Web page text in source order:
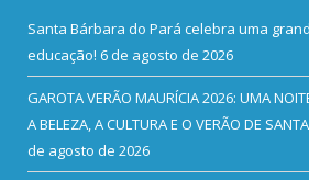
Santa Bárbara do Pará celebra uma
educação! 6 de agosto de 2026
GAROTA VERÃO MAURÍCIA 2026: UMA
A BELEZA, A CULTURA E O VERÃO DE
de agosto de 2026